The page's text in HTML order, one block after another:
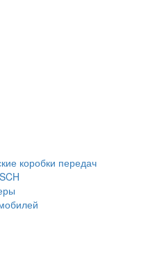
коробки передач